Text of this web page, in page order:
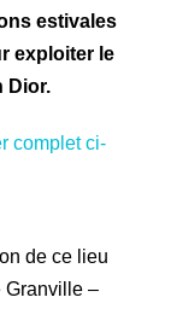
estivales
exploiter le
Dior.
complet ci-
de ce lieu
Granville –